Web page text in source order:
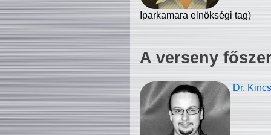
Iparkamara elnökségi tag)
A verseny
Dr.